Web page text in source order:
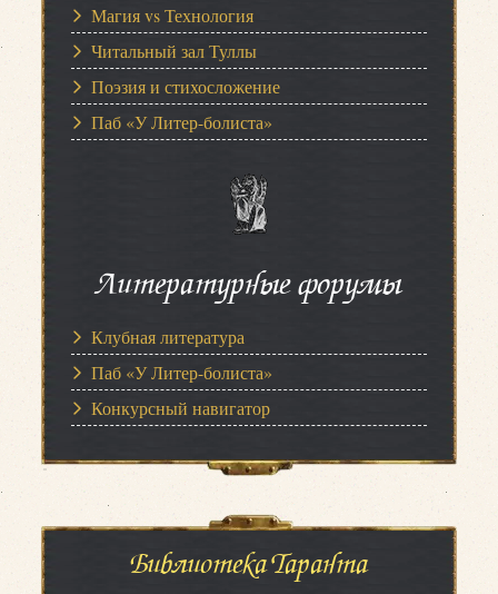
Магия vs Технология
Читальный зал Туллы
Поэзия и стихосложение
Паб «У Литер-болиста»
Литературные форумы
Клубная литература
Паб «У Литер-болиста»
Конкурсный навигатор
Библиотека Таранта